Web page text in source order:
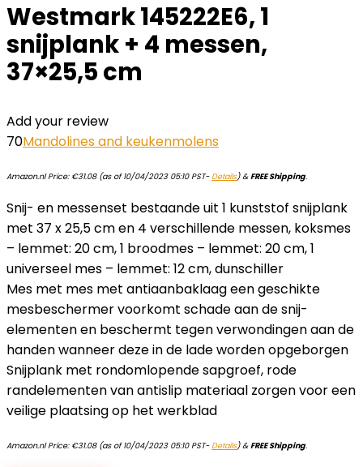
Westmark 145222E6, 1
snijplank + 4 messen,
37×25,5 cm
Add your review
70Mandolines and keukenmolens
Amazon.nl Price: €31.08(as of 10/04/2023 05:10 PST-Details)&FREE Shipping.
Snij- en messenset bestaande uit 1 kunststof snijplank
met 37 x 25,5 cm en 4 verschillende messen, koksmes
– lemmet: 20 cm, 1 broodmes – lemmet: 20 cm, 1
universeel mes – lemmet: 12 cm, dunschiller
Mes met mes met antiaanbaklaag een geschikte
mesbeschermer voorkomt schade aan de snij-
elementen en beschermt tegen verwondingen aan de
handen wanneer deze in de lade worden opgeborgen
Snijplank met rondomlopende sapgroef, rode
randelementen van antislip materiaal zorgen voor een
veilige plaatsing op het werkblad
Amazon.nl Price: €31.08(as of 10/04/2023 05:10 PST-Details)&FREE Shipping.